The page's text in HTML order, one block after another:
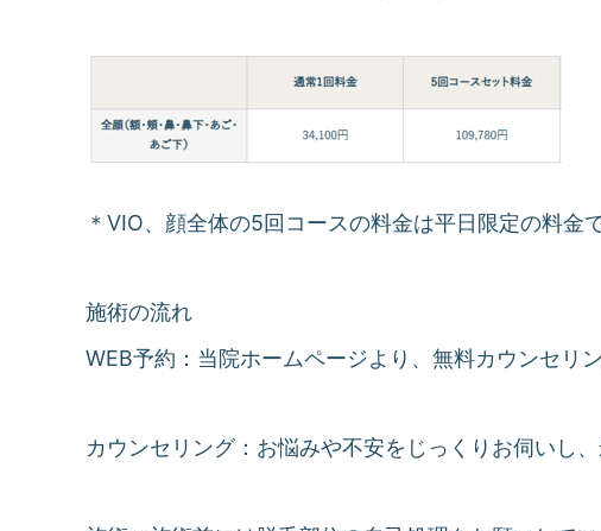
＊VIO、顔全体の5回コースの料金は平日限定の料金で
施術の流れ
WEB予約：当院ホームページより、無料カウンセリ
カウンセリング：お悩みや不安をじっくりお伺いし